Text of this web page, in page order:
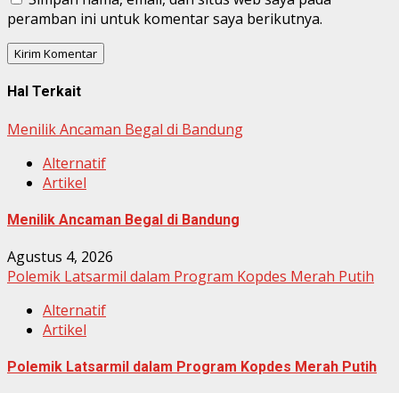
peramban ini untuk komentar saya berikutnya.
Hal Terkait
Menilik Ancaman Begal di Bandung
Alternatif
Artikel
Menilik Ancaman Begal di Bandung
Agustus 4, 2026
Polemik Latsarmil dalam Program Kopdes Merah Putih
Alternatif
Artikel
Polemik Latsarmil dalam Program Kopdes Merah Putih